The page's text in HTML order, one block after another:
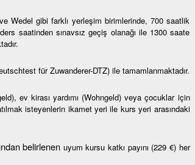
Wedel gibi farklı yerleşim birimlerinde, 700 saatlik
saatinden sınavsız geçiş olanağı ile 1300 saate
für Zuwanderer-DTZ) ile tamamlanmaktadır.
ev kirası yardımı (Wohngeld) veya çocuklar için
isteyenlerin ikamet yeri ile kurs yeri arasındaki
belirlenen uyum kursu katkı payını (229 €) her